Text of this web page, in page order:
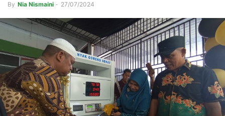
By Nia Nismaini - 27/07/2024